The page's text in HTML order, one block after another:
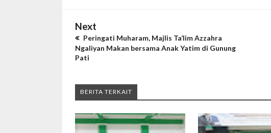
Next
Peringati Muharam, Majlis Ta’lim Azzahra
Ngaliyan Makan bersama Anak Yatim di Gunung
Pati
BERITA TERKAIT